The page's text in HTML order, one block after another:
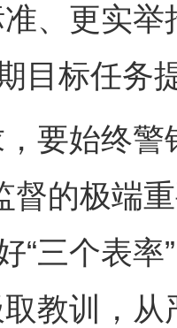
、更实
目标任务
始终警
督的极端
“三个表
教训，从